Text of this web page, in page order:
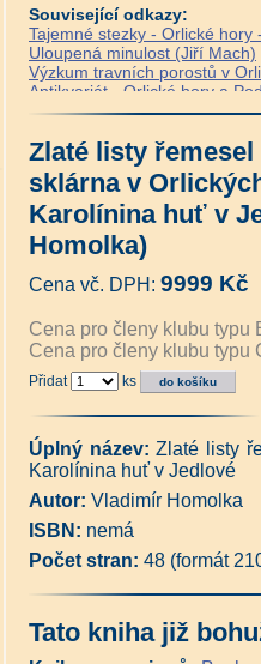
Související odkazy:
Tajemné stezky - Orlické
Uloupená minulost (Jiří Mach)
Výzkum travních porostů v
Antikvariát - Orlické hory a
Orlické hory a Podorlicko v
Příběhy z Orlických hor v
Opočeňák z Pohoří (Martina
Krajinou severovýchodních
Východočeské hory - Od
Pohoří bez hranic - Putování
Střípky z minulosti Podorlicka
Stigmata dobrého pátera a
O mém životě na česko-
Kniha o Kladském pomezí
Kniha o Kladském pomezí 2 -
Dějiny Hlinného - Období 1.
O lyžaření a lyžích v horách
Hory Orlické - Na Jiráskově
Orlické hory známé i
Kronika Antonína Páchy -
Kronika Antonína Páchy -
Rokytnice v Orlických horách
Kriminální případy z
Tajemné Orlické hory (Jiří
Počátky lokální železniční
Album starých pohlednic -
Žamberk včera a dnes
Líšnice včera a dnes (Pavel
Rokytnice v Orlických horách
Pomezí Čech a Moravy od
Zlaté listy řemesel
sklárna v
Karolínina huť v
Homolka)
Cena vč. DPH: 9999 Kč
Cena pro členy klubu typu
Cena pro členy klubu typu
Přidat ks
Úplný název:Zlaté listy
Karolínina huť v Jedlové
Autor: Vladimír Homolka
ISBN: nemá
Počet stran: 48 (formát
Tato kniha již